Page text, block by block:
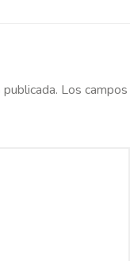
Los campos